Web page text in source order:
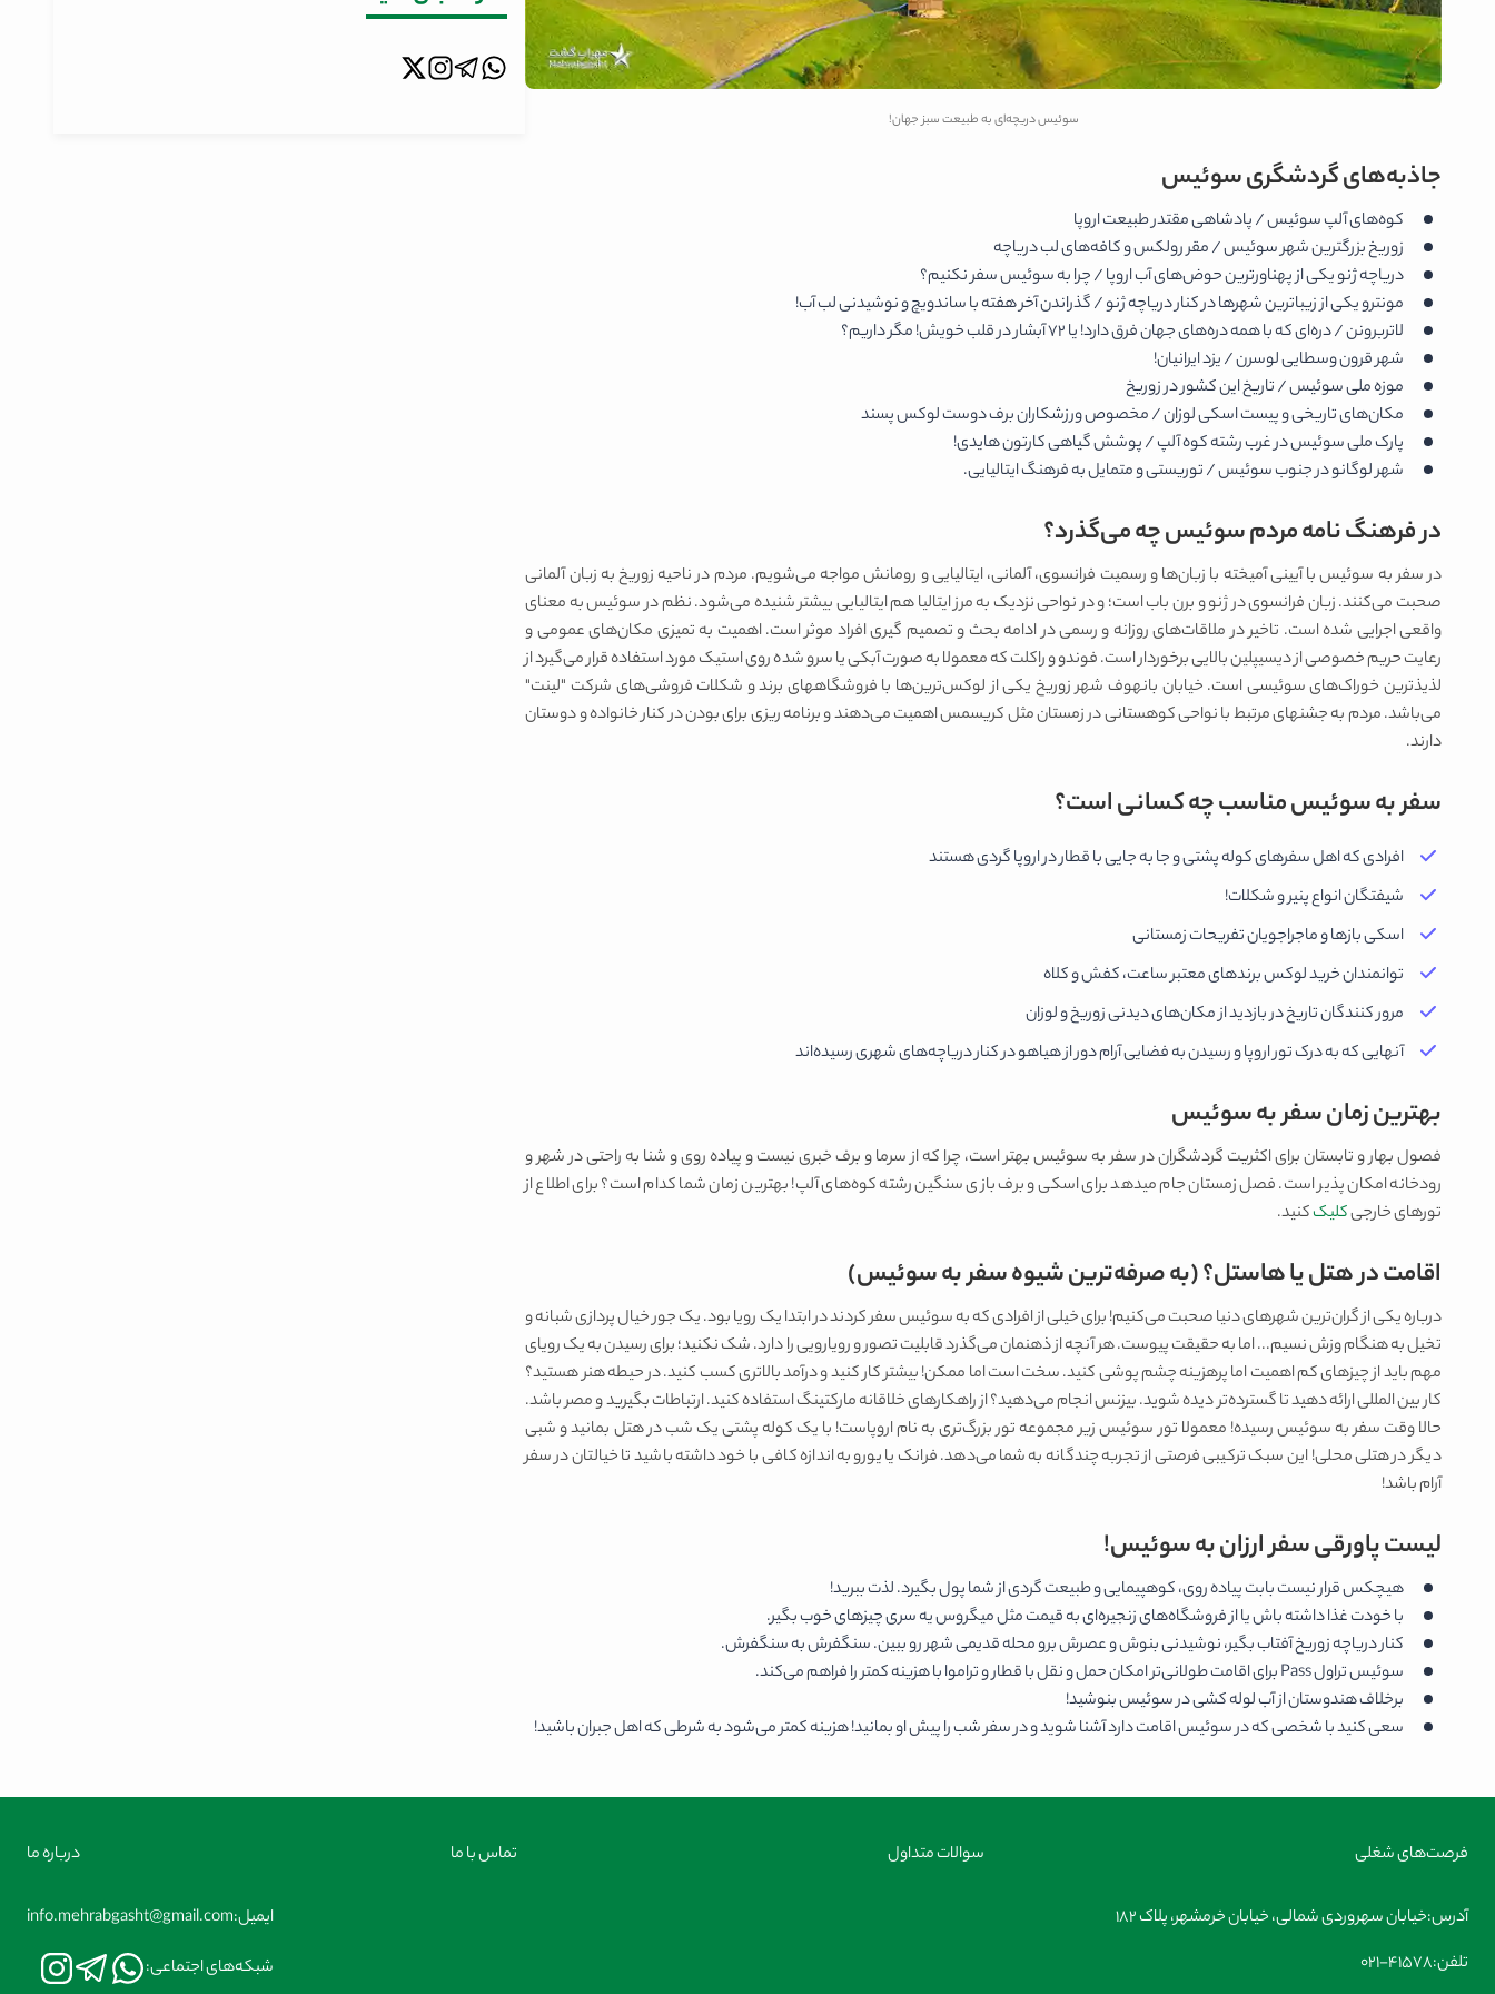
سوئیس دریچه‌ای به طبیعت سبز جهان!
جاذبه‌های گردشگری سوئیس
کوه‌های آلپ سوئیس / پادشاهی مقتدر طبیعت اروپا
زوریخ بزرگترین شهر سوئیس / مقر رولکس و کافه‌های لب دریاچه
دریاچه ژنو یکی از پهناورترین حوض‌های آب اروپا / چرا به سوئیس سفر نکنیم؟
مونترو یکی از زیباترین شهرها در کنار دریاچه ژنو / گذراندن آخر هفته با ساندویچ و نوشیدنی لب آب!
لاتربرونن / دره‌ای که با همه دره‌های جهان فرق دارد! یا 72 آبشار در قلب خویش! مگر داریم؟
شهر قرون وسطایی لوسرن / یزد ایرانیان!
موزه ملی سوئیس / تاریخ این کشور در زوریخ
مکان‌های تاریخی و پیست اسکی لوزان / مخصوص ورزشکاران برف دوست لوکس پسند
پارک ملی سوئیس در غرب رشته کوه آلپ / پوشش گیاهی کارتون هایدی!
شهر لوگانو در جنوب سوئیس / توریستی و متمایل به فرهنگ ایتالیایی.
در فرهنگ‌ نامه مردم سوئیس چه می‌گذرد؟
در سفر به سوئیس با آیینی آمیخته با زبان‌ها و رسمیت فرانسوی، آلمانی، ایتالیایی و رومانش مواجه می‌شویم. مردم در ناحیه زوریخ به زبان آلمانی
صحبت می‌کنند. زبان فرانسوی در ژنو و برن باب است؛ و در نواحی نزدیک به مرز ایتالیا هم ایتالیایی بیشتر شنیده ‌می‌شود. نظم در سوئیس به معنای
واقعی اجرایی شده است. تاخیر در ملاقات‌های روزانه و رسمی در ادامه بحث و تصمیم گیری افراد موثر است. اهمیت به تمیزی مکان‌های عمومی و
رعایت حریم خصوصی از دیسیپلین بالایی برخوردار است. فوندو و راکلت که معمولا به صورت آبکی یا سرو شده روی استیک مورد استفاده قرار می‌گیرد از
لذیذترین خوراک‌های سوئیسی است. خیابان بانهوف شهر زوریخ یکی از لوکس‌ترین‌ها با فروشگاههای برند و شکلات فروشی‌های شرکت "لینت"
می‌باشد. مردم به جشنهای مرتبط با نواحی کوهستانی در زمستان مثل کریسمس اهمیت می‌دهند و برنامه ریزی برای بودن در کنار خانواده و دوستان
دارند.
سفر به سوئیس مناسب چه کسانی است؟
افرادی که اهل سفرهای کوله پشتی و جا به جایی با قطار در اروپا گردی هستند
شیفتگان انواع پنیر و شکلات!
اسکی بازها و ماجراجویان تفریحات زمستانی
توانمندان خرید لوکس برندهای معتبر ساعت، کفش و کلاه
مرور کنندگان تاریخ در بازدید از مکان‌های دیدنی زوریخ و لوزان
آنهایی که به درک تور اروپا و رسیدن به فضایی آرام دور از هیاهو در کنار دریاچه‌های شهری رسیده‌اند
بهترین زمان سفر به سوئیس
فصول بهار و تابستان برای اکثریت گردشگران در سفر به سوئیس بهتر است، چرا که از سرما و برف خبری نیست و پیاده روی و شنا به راحتی در شهر و
رودخانه امکان پذیر است. فصل زمستان جام میدهد برای اسکی و برف بازی سنگین رشته کوه‌های آلپ! بهترین زمان شما کدام است؟ برای اطلاع از
تورهای خارجیکلیککنید.
اقامت در هتل یا هاستل؟ (به صرفه‌ترین شیوه سفر به سوئیس)
درباره یکی از گران‌ترین شهرهای دنیا صحبت می‌کنیم! برای خیلی از افرادی که به سوئیس سفر کردند در ابتدا یک رویا بود. یک جور خیال پردازی شبانه و
تخیل به هنگام وزش نسیم... اما به حقیقت پیوست. هر آنچه از ذهنمان می‌گذرد قابلیت تصور و رویارویی را دارد. شک نکنید؛ برای رسیدن به یک رویای
مهم باید از چیزهای کم اهمیت اما پرهزینه چشم پوشی کنید. سخت است اما ممکن! بیشتر کار کنید و درآمد بالاتری کسب کنید. در حیطه هنر هستید؟
کار بین المللی ارائه دهید تا گسترده‌تر دیده شوید. بیزنس انجام می‌دهید؟ از راهکارهای خلاقانه مارکتینگ استفاده کنید. ارتباطات بگیرید و مصر باشد.
حالا وقت سفر به سوئیس رسیده! معمولا تور سوئیس زیر مجموعه تور بزرگ‌تری به نام اروپاست! با یک کوله پشتی یک شب در هتل بمانید و شبی
دیگر در هتلی محلی! این سبک ترکیبی فرصتی از تجربه چندگانه به شما می‌دهد. فرانک یا یورو به اندازه کافی با خود داشته باشید تا خیالتان در سفر
آرام باشد!
لیست پاورقی سفر ارزان به سوئیس!
هیچکس قرار نیست بابت پیاده روی، کوهپیمایی و طبیعت گردی از شما پول بگیرد. لذت ببرید!
با خودت غذا داشته باش یا از فروشگاه‌های زنجیره‌ای به قیمت مثل میگروس یه سری چیزهای خوب بگیر.
کنار دریاچه زوریخ آفتاب بگیر، نوشیدنی بنوش و عصرش برو محله قدیمی شهر رو ببین. سنگفرش به سنگفرش.
سوئیس تراول Pass برای اقامت طولانی‌تر امکان حمل و نقل با قطار و تراموا با هزینه کمتر را فراهم می‌کند.
برخلاف هندوستان از آب لوله کشی در سوئیس بنوشید!
سعی کنید با شخصی که در سوئیس اقامت دارد آشنا شوید و در سفر شب را پیش او بمانید! هزینه کمتر می‌شود به شرطی که اهل جبران باشید!
فرصت‌های شغلی سوالات متداول تماس با ما درباره ما
آدرس:خیابان سهروردی شمالی، خیابان خرمشهر، پلاک 182
تلفن:021-41578
ایمیل:info.mehrabgasht@gmail.com
شبکه‌های اجتماعی: